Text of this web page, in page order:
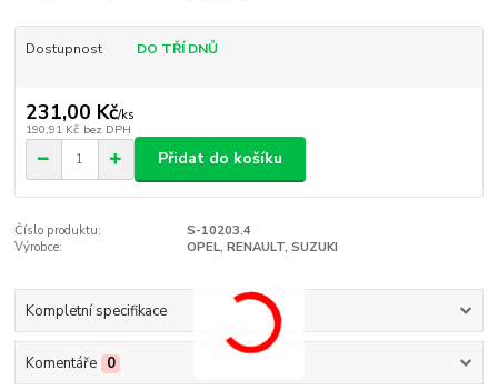
Dostupnost DO TŘÍ DNŮ
231,00 Kč/ks
190,91 Kč bez DPH
Přidat do košíku
Číslo produktu:
S-10203.4
Výrobce:
OPEL, RENAULT, SUZUKI
Kompletní specifikace
Komentáře 0